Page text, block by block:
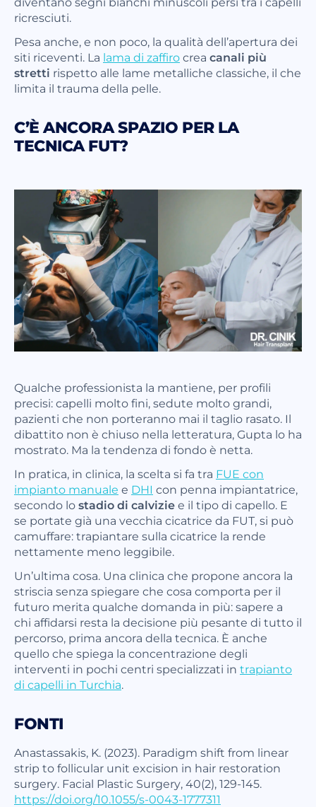
ricresciuti.
Pesa anche, e non poco, la qualità dell’apertura dei
siti riceventi. La lama di zaffirocrea canali più
stretti rispetto alle lame metalliche classiche, il che
limita il trauma della pelle.
C’È ANCORA SPAZIO PER LA
TECNICA FUT?
Qualche professionista la mantiene, per profili
precisi: capelli molto fini, sedute molto grandi,
pazienti che non porteranno mai il taglio rasato. Il
dibattito non è chiuso nella letteratura, Gupta lo ha
mostrato. Ma la tendenza di fondo è netta.
In pratica, in clinica, la scelta si fa tra FUE con
impianto manuale e DHI con penna impiantatrice,
secondo lostadio di calviziee il tipo di capello. E
se portate già una vecchia cicatrice da FUT, si può
camuffare: trapiantare sulla cicatrice la rende
nettamente meno leggibile.
Un’ultima cosa. Una clinica che propone ancora la
striscia senza spiegare che cosa comporta per il
futuro merita qualche domanda in più: sapere a
chi affidarsi resta la decisione più pesante di tutto il
percorso, prima ancora della tecnica. È anche
quello che spiega la concentrazione degli
interventi in pochi centri specializzati in trapianto
di capelli in Turchia.
FONTI
Anastassakis, K. (2023). Paradigm shift from linear
strip to follicular unit excision in hair restoration
surgery. Facial Plastic Surgery, 40(2), 129-145.
https://doi.org/10.1055/s-0043-1777311